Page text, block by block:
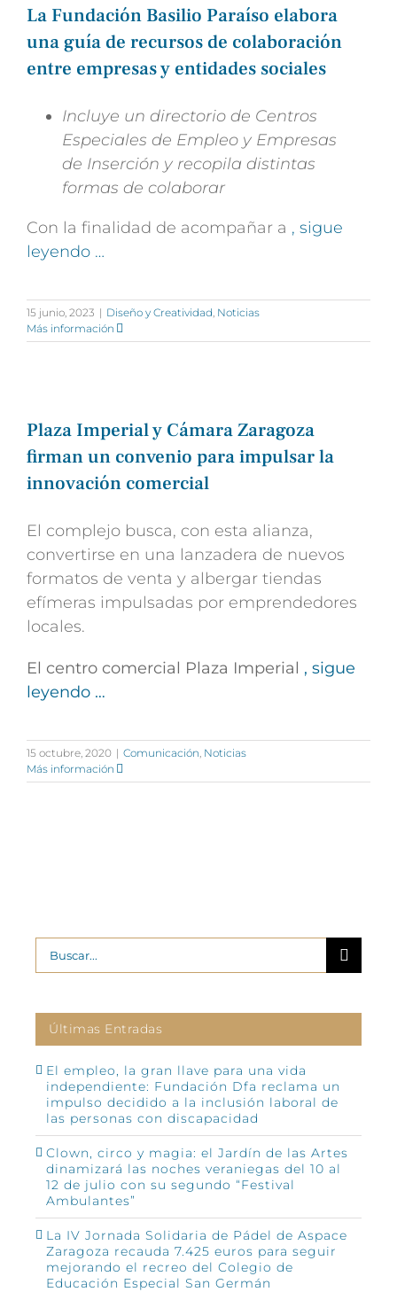
La Fundación Basilio Paraíso elabora
una guía de recursos de colaboración
entre empresas y entidades sociales
Incluye un directorio de Centros
Especiales de Empleo y Empresas
de Inserción y recopila distintas
formas de colaborar
Con la finalidad de acompañar a , sigue
leyendo …
15 junio, 2023 | Diseño y Creatividad Noticias
Más información
Plaza Imperial y Cámara Zaragoza
firman un convenio para impulsar la
innovación comercial
El complejo busca, con esta alianza,
convertirse en una lanzadera de nuevos
formatos de venta y albergar tiendas
efímeras impulsadas por emprendedores
locales.
El centro comercial Plaza Imperial , sigue
leyendo …
15 octubre, 2020 | Comunicación Noticias
Más información
Buscar:
Últimas Entradas
El empleo, la gran llave para una vida
independiente: Fundación Dfa reclama un
impulso decidido a la inclusión laboral de
las personas con discapacidad
Clown, circo y magia: el Jardín de las Artes
dinamizará las noches veraniegas del 10 al
12 de julio con su segundo “Festival
Ambulantes”
La IV Jornada Solidaria de Pádel de Aspace
Zaragoza recauda 7.425 euros para seguir
mejorando el recreo del Colegio de
Educación Especial San Germán